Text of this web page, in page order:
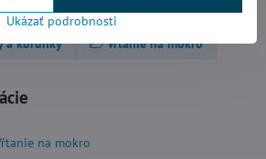
a korunky Vŕtanie na mokro
na mokro
Ukázať podrobnosti